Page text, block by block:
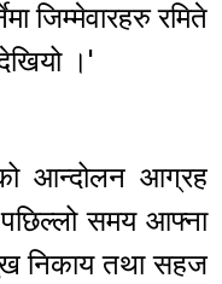
जिम्मेवारहरु रमिते
।'
आन्दोलन आग्रह
पछिल्लो समय आफ्ना
निकाय तथा सहज